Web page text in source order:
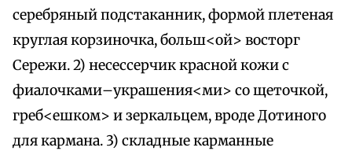
серебряный подстаканник, формой плетеная
круглая корзиночка, больш<ой> восторг
Сережи. 2) несессерчик красной кожи с
фиалочками–украшения<ми> со щеточкой,
греб<ешком> и зеркальцем, вроде Дотиного
для кармана. 3) складные карманные